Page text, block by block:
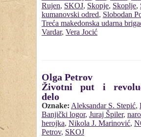
Rujen, SKOJ, Skopje, Skoplje,
kumanovski odred, Slobodan
Treća makedonska udarna
Vardar, Vera Jocić
Olga Petrov
Životni put i
delo
Oznake: Aleksandar S. Stepić,
Banjički logor, Juraj Špiler,
herojka, Nikola J. Marinović,
Petrov, SKOJ